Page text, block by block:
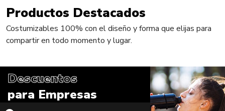
Productos Destacados
Costumizables 100% con el diseño y forma que elijas para
compartir en todo momento y lugar.
Descuentos
para Empresas